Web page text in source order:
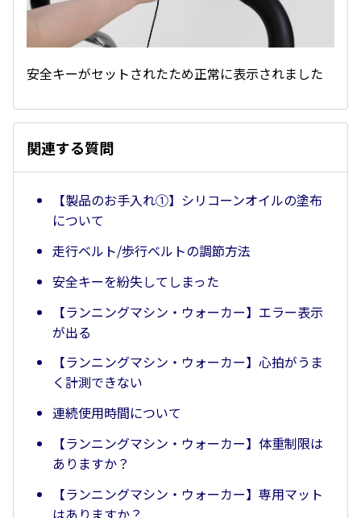
安全キーがセットされたため正常に表示されました
関連する質問
【製品のお手入れ①】シリコーンオイルの塗布
について
走行ベルト/歩行ベルトの調節方法
安全キーを紛失してしまった
【ランニングマシン・ウォーカー】エラー表示
が出る
【ランニングマシン・ウォーカー】心拍がうま
く計測できない
連続使用時間について
【ランニングマシン・ウォーカー】体重制限は
ありますか？
【ランニングマシン・ウォーカー】専用マット
はありますか？